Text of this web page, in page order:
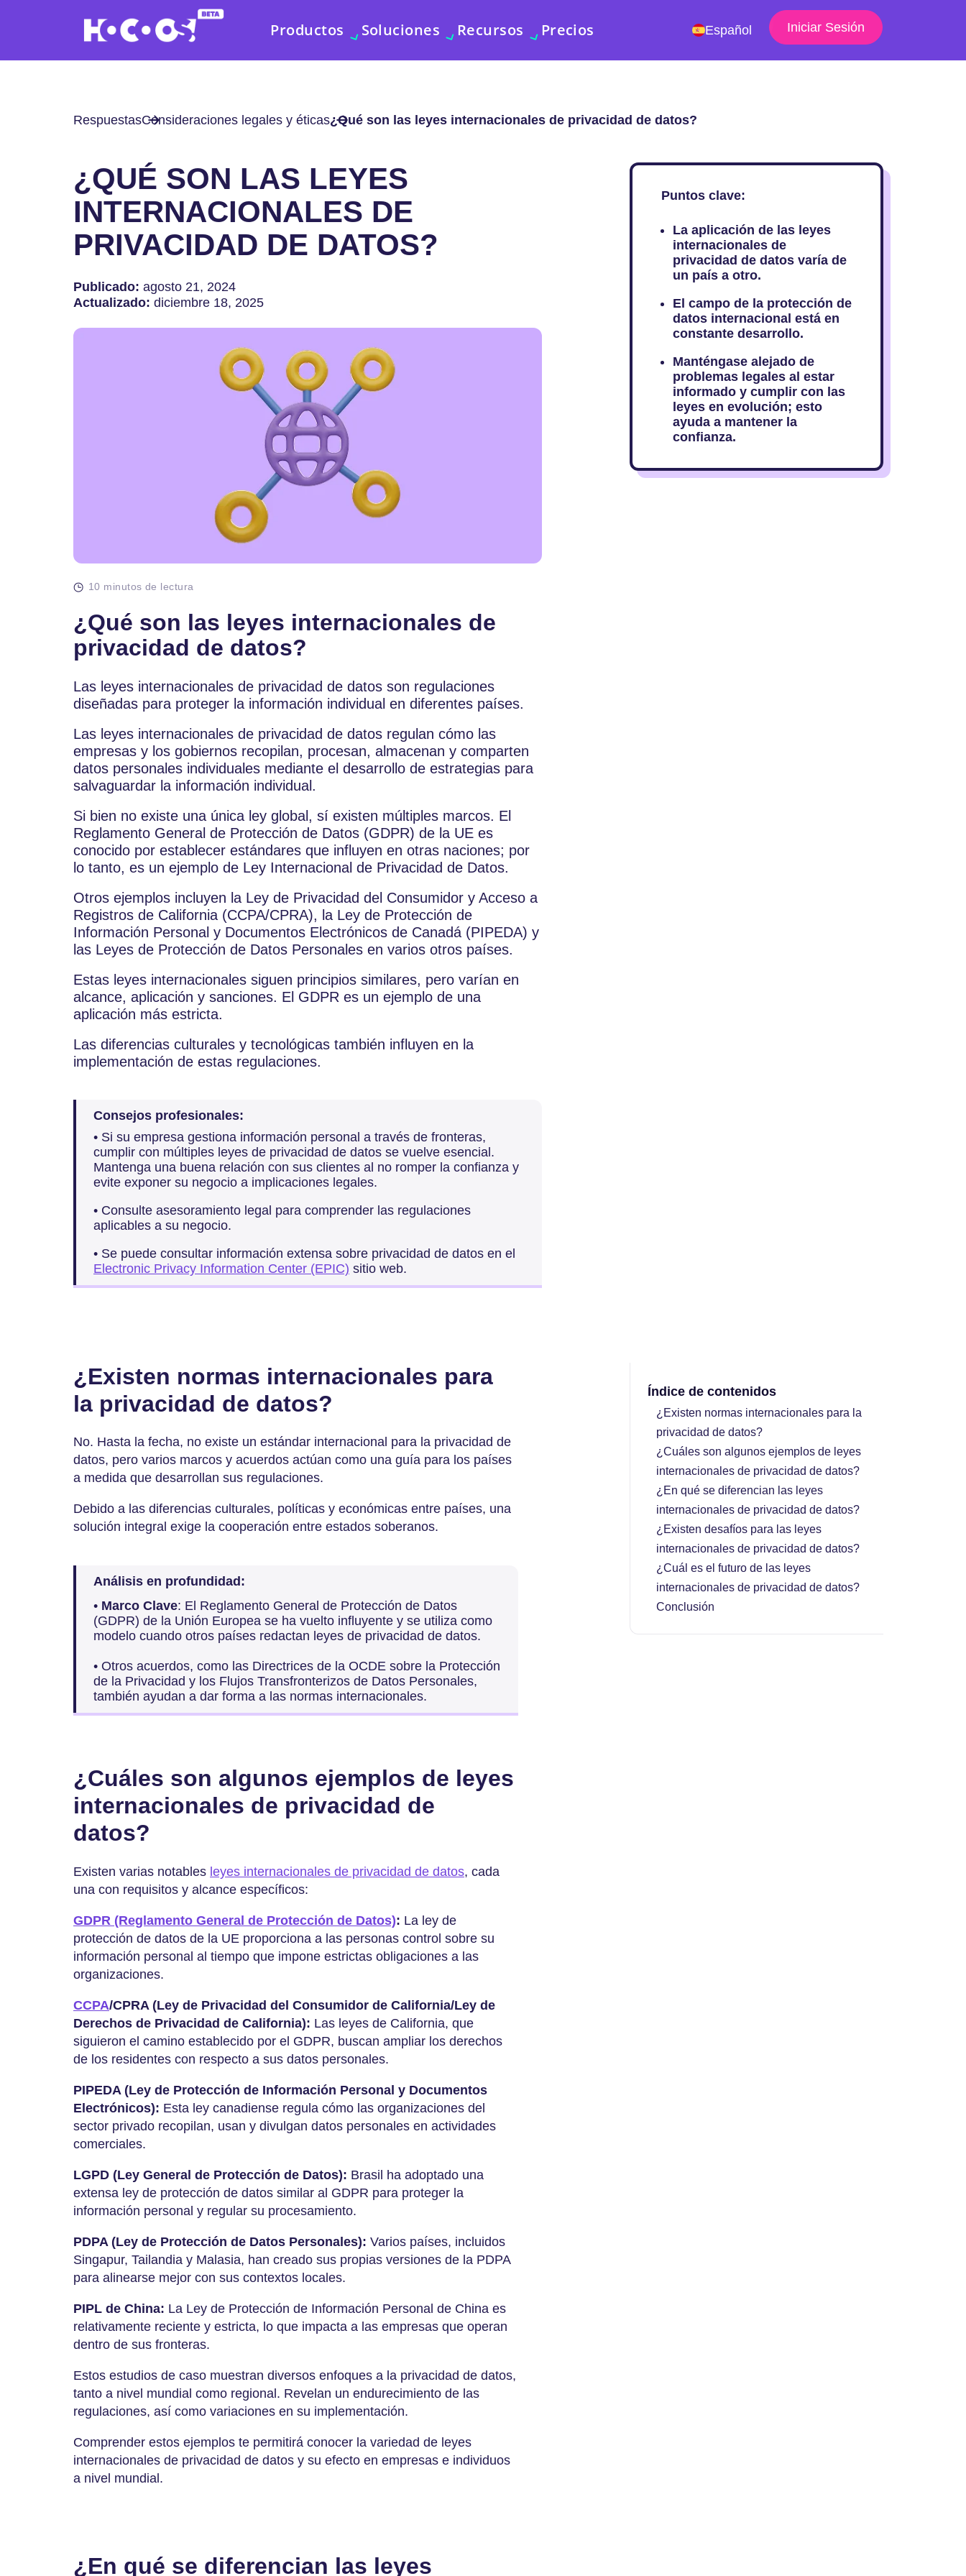
Productos Soluciones Recursos Precios Español Iniciar Sesión
RespuestasConsideraciones legales y éticas¿Qué son las leyes internacionales de privacidad de datos?
¿QUÉ SON LAS LEYES
INTERNACIONALES DE
PRIVACIDAD DE DATOS?
Publicado: agosto 21, 2024
Actualizado: diciembre 18, 2025
10 minutos de lectura
¿Qué son las leyes internacionales de
privacidad de datos?
Las leyes internacionales de privacidad de datos son regulaciones
diseñadas para proteger la información individual en diferentes países.
Las leyes internacionales de privacidad de datos regulan cómo las
empresas y los gobiernos recopilan, procesan, almacenan y comparten
datos personales individuales mediante el desarrollo de estrategias para
salvaguardar la información individual.
Si bien no existe una única ley global, sí existen múltiples marcos. El
Reglamento General de Protección de Datos (GDPR) de la UE es
conocido por establecer estándares que influyen en otras naciones; por
lo tanto, es un ejemplo de Ley Internacional de Privacidad de Datos.
Otros ejemplos incluyen la Ley de Privacidad del Consumidor y Acceso a
Registros de California (CCPA/CPRA), la Ley de Protección de
Información Personal y Documentos Electrónicos de Canadá (PIPEDA) y
las Leyes de Protección de Datos Personales en varios otros países.
Estas leyes internacionales siguen principios similares, pero varían en
alcance, aplicación y sanciones. El GDPR es un ejemplo de una
aplicación más estricta.
Las diferencias culturales y tecnológicas también influyen en la
implementación de estas regulaciones.
Consejos profesionales:
• Si su empresa gestiona información personal a través de fronteras,
cumplir con múltiples leyes de privacidad de datos se vuelve esencial.
Mantenga una buena relación con sus clientes al no romper la confianza y
evite exponer su negocio a implicaciones legales.
• Consulte asesoramiento legal para comprender las regulaciones
aplicables a su negocio.
• Se puede consultar información extensa sobre privacidad de datos en el
Electronic Privacy Information Center (EPIC) sitio web.
Puntos clave:
La aplicación de las leyes
internacionales de
privacidad de datos varía de
un país a otro.
El campo de la protección de
datos internacional está en
constante desarrollo.
Manténgase alejado de
problemas legales al estar
informado y cumplir con las
leyes en evolución; esto
ayuda a mantener la
confianza.
¿Existen normas internacionales para
la privacidad de datos?
No. Hasta la fecha, no existe un estándar internacional para la privacidad de
datos, pero varios marcos y acuerdos actúan como una guía para los países
a medida que desarrollan sus regulaciones.
Debido a las diferencias culturales, políticas y económicas entre países, una
solución integral exige la cooperación entre estados soberanos.
Análisis en profundidad:
• Marco Clave: El Reglamento General de Protección de Datos
(GDPR) de la Unión Europea se ha vuelto influyente y se utiliza como
modelo cuando otros países redactan leyes de privacidad de datos.
• Otros acuerdos, como las Directrices de la OCDE sobre la Protección
de la Privacidad y los Flujos Transfronterizos de Datos Personales,
también ayudan a dar forma a las normas internacionales.
¿Cuáles son algunos ejemplos de leyes
internacionales de privacidad de
datos?
Existen varias notables leyes internacionales de privacidad de datos, cada
una con requisitos y alcance específicos:
GDPR (Reglamento General de Protección de Datos): La ley de
protección de datos de la UE proporciona a las personas control sobre su
información personal al tiempo que impone estrictas obligaciones a las
organizaciones.
CCPA/CPRA (Ley de Privacidad del Consumidor de California/Ley de
Derechos de Privacidad de California): Las leyes de California, que
siguieron el camino establecido por el GDPR, buscan ampliar los derechos
de los residentes con respecto a sus datos personales.
PIPEDA (Ley de Protección de Información Personal y Documentos
Electrónicos): Esta ley canadiense regula cómo las organizaciones del
sector privado recopilan, usan y divulgan datos personales en actividades
comerciales.
LGPD (Ley General de Protección de Datos): Brasil ha adoptado una
extensa ley de protección de datos similar al GDPR para proteger la
información personal y regular su procesamiento.
PDPA (Ley de Protección de Datos Personales): Varios países, incluidos
Singapur, Tailandia y Malasia, han creado sus propias versiones de la PDPA
para alinearse mejor con sus contextos locales.
PIPL de China: La Ley de Protección de Información Personal de China es
relativamente reciente y estricta, lo que impacta a las empresas que operan
dentro de sus fronteras.
Estos estudios de caso muestran diversos enfoques a la privacidad de datos,
tanto a nivel mundial como regional. Revelan un endurecimiento de las
regulaciones, así como variaciones en su implementación.
Comprender estos ejemplos te permitirá conocer la variedad de leyes
internacionales de privacidad de datos y su efecto en empresas e individuos
a nivel mundial.
¿En qué se diferencian las leyes
Índice de contenidos
¿Existen normas internacionales para la
privacidad de datos?
¿Cuáles son algunos ejemplos de leyes
internacionales de privacidad de datos?
¿En qué se diferencian las leyes
internacionales de privacidad de datos?
¿Existen desafíos para las leyes
internacionales de privacidad de datos?
¿Cuál es el futuro de las leyes
internacionales de privacidad de datos?
Conclusión